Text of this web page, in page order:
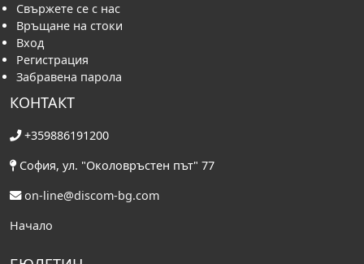
Свържете се с нас
Връщане на стоки
Вход
Регистрация
Забравена парола
КОНТАКТ
+359886191200
София, ул. "Околовръстен път" 77
on-line@discom-bg.com
Начало